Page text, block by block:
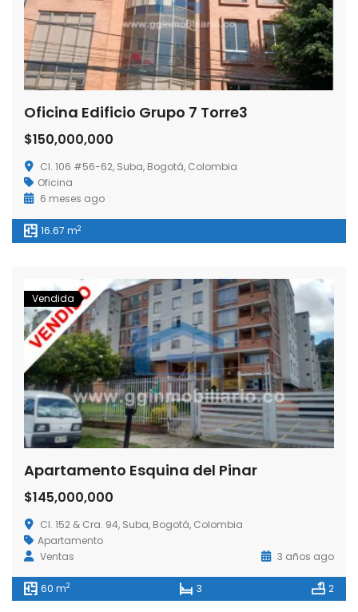
Oficina Edificio Grupo 7 Torre3
$150,000,000
Cl. 106 #56-62, Suba, Bogotá, Colombia
Oficina
6 meses ago
16.67 m2
Vendida
Apartamento Esquina del Pinar
$145,000,000
Cl. 152 & Cra. 94, Suba, Bogotá, Colombia
Apartamento
Ventas
3 años ago
60 m2 3 2